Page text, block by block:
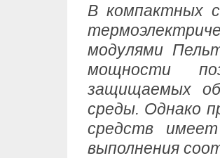
В компактных
модулями
мощности
защищаемых
среды. Однако
средств
выполнения